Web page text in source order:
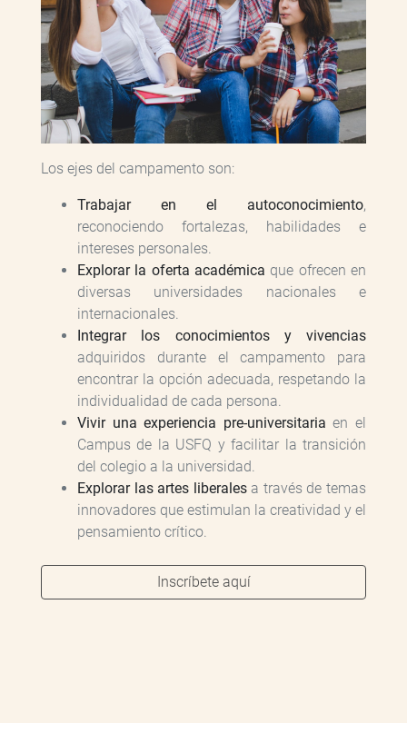
Los ejes del campamento son:
Trabajar en el autoconocimiento,
reconociendo fortalezas, habilidades e
intereses personales.
Explorar la oferta académica que ofrecen en
diversas universidades nacionales e
internacionales.
Integrar los conocimientos y vivencias
adquiridos durante el campamento para
encontrar la opción adecuada, respetando la
individualidad de cada persona.
Vivir una experiencia pre-universitaria en el
Campus de la USFQ y facilitar la transición
del colegio a la universidad.
Explorar las artes liberalesa través de temas
innovadores que estimulan la creatividad y el
pensamiento crítico.
Inscríbete aquí